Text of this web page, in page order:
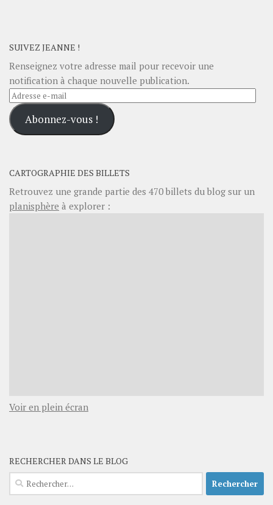
SUIVEZ JEANNE !
Renseignez votre adresse mail pour recevoir une
notification à chaque nouvelle publication.
Adresse
e-
mailAbonnez-vous !
CARTOGRAPHIE DES BILLETS
Retrouvez une grande partie des 470billets du blog sur un
planisphère à explorer :
Voir en plein écran
RECHERCHER DANS LE BLOG
Rechercher :